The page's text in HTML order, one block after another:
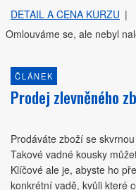
DETAIL A CENA KURZU |
Omlouváme se, ale nebyl
ČLÁNEK
Prodej zlevněného
Prodáváte zboží se
Takové vadné kousky
Klíčové ale je, abyste ho
konkrétní vadě, kvůli které